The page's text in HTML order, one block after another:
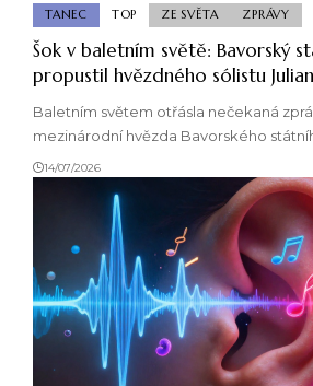
TANEC TOP ZE SVĚTA ZPRÁVY
Šok v baletním světě: Bavorský
propustil hvězdného sólistu
Baletním světem otřásla nečekaná
mezinárodní hvězda Bavorského
14/07/2026